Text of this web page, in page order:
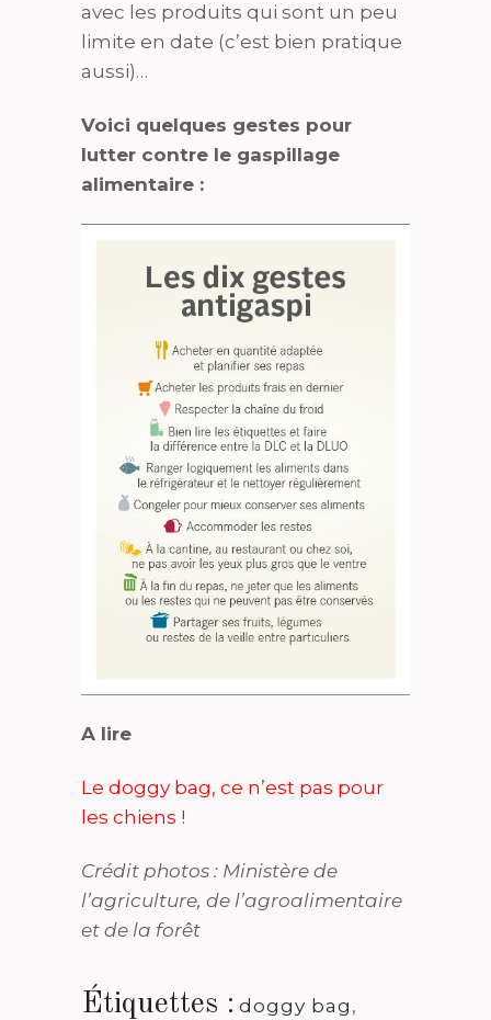
avec les produits qui sont un peu
limite en date (c’est bien pratique
aussi)…
Voici quelques gestes pour
lutter contre le gaspillage
alimentaire :
A lire
Le doggy bag, ce n’est pas pour
les chiens !
Crédit photos : Ministère de
l’agriculture, de l’agroalimentaire
et de la forêt
Étiquettes : doggy bag ,